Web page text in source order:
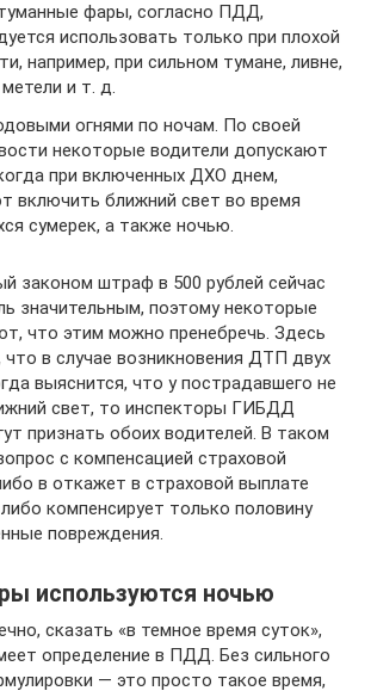
фары, согласно ПДД,
использовать только при плохой
например, при сильном тумане, ливне,
и т. д.
огнями по ночам. По своей
некоторые водители допускают
при включенных ДХО днем,
включить ближний свет во время
сумерек, а также ночью.
законом штраф в 500 рублей сейчас
значительным, поэтому некоторые
что этим можно пренебречь. Здесь
в случае возникновения ДТП двух
выяснится, что у пострадавшего не
свет, то инспекторы ГИБДД
признать обоих водителей. В таком
с компенсацией страховой
в откажет в страховой выплате
компенсирует только половину
повреждения.
используются ночью
сказать «в темное время суток»,
определение в ПДД. Без сильного
— это просто такое время,